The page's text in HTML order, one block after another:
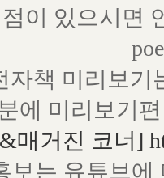
이 있으시면
자책 미리보
에 미리보기
매거진 코너]
보는 유튜브